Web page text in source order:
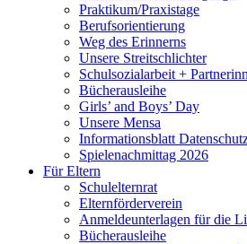
Praktikum/Praxistage
Berufsorientierung
Weg des Erinnerns
Unsere Streitschlichter
Schulsozialarbeit +
Bücherausleihe
Girls’ and Boys’ Day
Unsere Mensa
Informationsblatt
Spielenachmittag 2026
Für Eltern
Schulelternrat
Elternförderverein
Anmeldeunterlagen für die
Bücherausleihe